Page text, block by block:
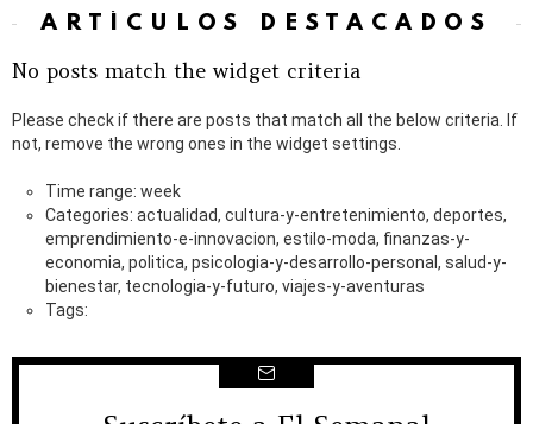
ARTÍCULOS DESTACADOS
No posts match the widget criteria
Please check if there are posts that match all the below criteria. If
not, remove the wrong ones in the widget settings.
Time range: week
Categories: actualidad, cultura-y-entretenimiento, deportes,
emprendimiento-e-innovacion, estilo-moda, finanzas-y-
economia, politica, psicologia-y-desarrollo-personal, salud-y-
bienestar, tecnologia-y-futuro, viajes-y-aventuras
Tags: